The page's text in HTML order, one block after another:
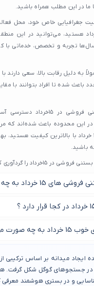
ما در این مطلب همراه باشید.
موقعیت جغرافیایی خاص خود،
بستنی فروشی در ۱۵خرداد هستید،
در ۱۵خرداد با سال‌ها تجربه و تخصص،
در ۱۵خرداد معمولاً به دلیل رقابت
باعث شده تا افراد بتوانند با
یکی از ویژگی‌های مهم
این محدوده باعث شده‌اند که
به دنبال بستنی فروشی در ۱۵ خرداد با
باشید.
به شما در انتخاب بهترین گزینه کمک کنیم.
به چه صورت می باشد ؟
معمولا بستنی فروشی های خوب
با ما در این مطلب همراه باشید.
می باشد؟
ایجاد میدانه بر اساس
در جستجوهای گوگل شکل گرفت.
و در بستری هوشمند معرفی